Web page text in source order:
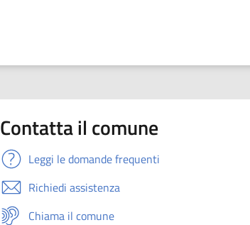
Contatta il comune
Leggi le domande frequenti
Richiedi assistenza
Chiama il comune